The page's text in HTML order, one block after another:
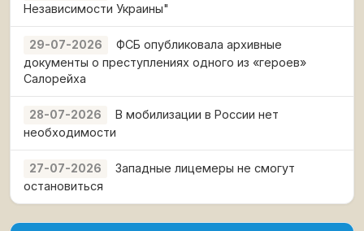
Независимости Украины"
29-07-2026
ФСБ опубликовала архивные
документы о преступлениях одного из «героев»
Салорейха
28-07-2026
В мобилизации в России нет
необходимости
27-07-2026
Западные лицемеры не смогут
остановиться